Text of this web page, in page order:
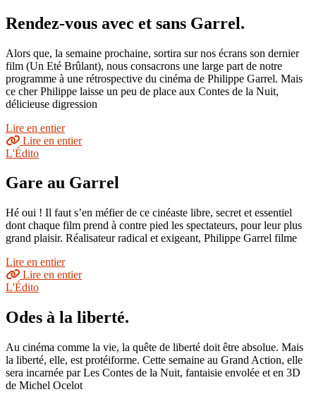
Rendez-vous avec et sans Garrel.
Alors que, la semaine prochaine, sortira sur nos écrans son dernier
film (Un Eté Brûlant), nous consacrons une large part de notre
programme à une rétrospective du cinéma de Philippe Garrel. Mais
ce cher Philippe laisse un peu de place aux Contes de la Nuit,
délicieuse digression
Lire en entier
Lire en entier
L'Édito
Gare au Garrel
Hé oui ! Il faut s’en méfier de ce cinéaste libre, secret et essentiel
dont chaque film prend à contre pied les spectateurs, pour leur plus
grand plaisir. Réalisateur radical et exigeant, Philippe Garrel filme
Lire en entier
Lire en entier
L'Édito
Odes à la liberté.
Au cinéma comme la vie, la quête de liberté doit être absolue. Mais
la liberté, elle, est protéiforme. Cette semaine au Grand Action, elle
sera incarnée par Les Contes de la Nuit, fantaisie envolée et en 3D
de Michel Ocelot